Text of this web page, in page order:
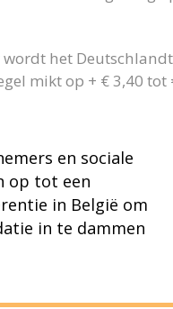
het
mikt op + € 3,40
en sociale
op tot een
in België om
in te dammen